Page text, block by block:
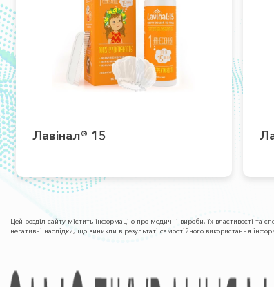
Лавінал® 15
Цей розділ сайту містить інформацію про медичні вироби, їх властивості та
негативні наслідки, що виникли в результаті самостійного використання